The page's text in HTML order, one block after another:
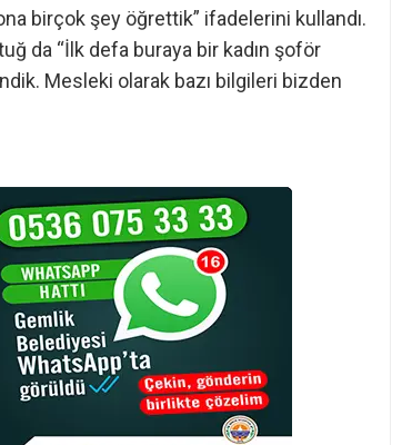
birçok şey öğrettik” ifadelerini kullandı.
da “İlk defa buraya bir kadın şoför
Mesleki olarak bazı bilgileri bizden